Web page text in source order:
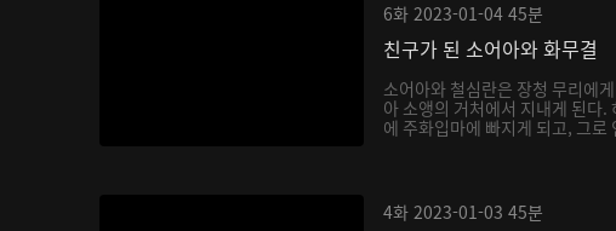
6화 2023-01-04 45분
친구가 된 소어아와 화무결
소어아와 철심란은 장청 무리에
아 소앵의 거처에서 지내게 된다.
에 주화입마에 빠지게 되고, 그로
4화 2023-01-03 45분